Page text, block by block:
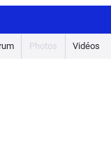
Photos Vidéos